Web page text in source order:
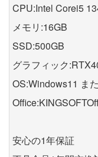
CPU:Intel Corei5
メモリ:16GB
SSD:500GB
グラフィック
OS:Windows11 ま
安心の1年保証